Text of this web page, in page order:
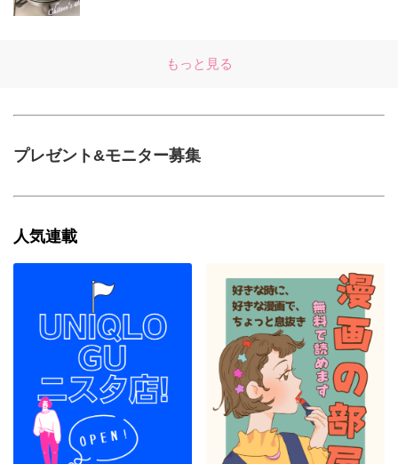
もっと見る
プレゼント&モニター募集
人気連載